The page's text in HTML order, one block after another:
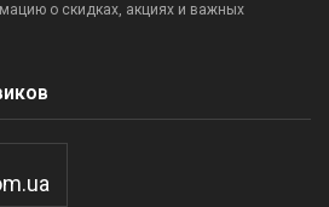
о скидках, акциях и важных